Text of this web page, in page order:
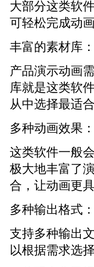
大部分这类软
可轻松完成动
丰富的素材库
产品演示动画
库就是这类软
从中选择最适
多种动画效果
这类软件一般
极大地丰富了
合，让动画更
多种输出格式
支持多种输出
以根据需求选